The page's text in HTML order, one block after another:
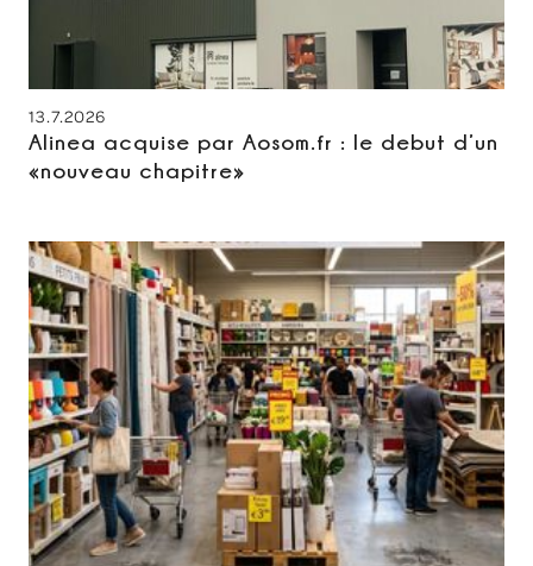
13.7.2026
Alinea acquise par Aosom.fr : le debut d’un
«nouveau chapitre»